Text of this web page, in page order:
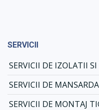
SERVICII
SERVICII DE IZOLATII
SERVICII DE
SERVICII DE MONTAJ